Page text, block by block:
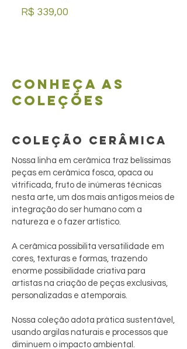
Preço
R$ 339,00
Conheça as
coleções
COLEÇÃO CERÂMICA
Nossa linha em cerâmica traz belíssimas
peças em cerâmica fosca, opaca ou
vitrificada, fruto de inúmeras técnicas
nesta arte, um dos mais antigos meios de
integração do ser humano com a
natureza e o fazer artístico.
A cerâmica possibilita versatilidade em
cores, texturas e formas, trazendo
enorme possibilidade criativa para
artistas na criação de peças exclusivas,
personalizadas e atemporais.
Nossa coleção adota prática sustentável,
usando argilas naturais e processos que
diminuem o impacto ambiental.